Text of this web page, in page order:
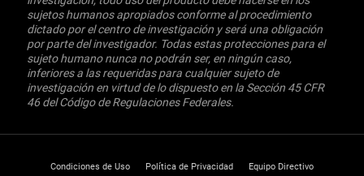
sujetos humanos apropiados conforme al procedimiento
dictado por el centro de investigación y será una obligación
por parte del investigador. Todas estas protecciones para el
sujeto humano nunca no podrán ser, en ningún caso,
inferiores a las requeridas para cualquier sujeto de
investigación en virtud de lo dispuesto en la Sección 45 CFR
46 del Código de Regulaciones Federales.
Condiciones de Uso Política de Privacidad Equipo Directivo